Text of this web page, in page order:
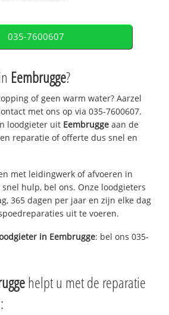
035-7600607
Eembrugge?
of geen warm water? Aarzel
met ons op via 035-7600607.
loodgieter uit Eembrugge aan de
reparatie of offerte dus snel en
met leidingwerk of afvoeren in
hulp, bel ons. Onze loodgieters
365 dagen per jaar en zijn elke dag
uit te voeren.
in Eembrugge: bel ons 035-
helpt u met de reparatie